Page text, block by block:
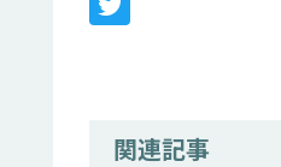
関連記事